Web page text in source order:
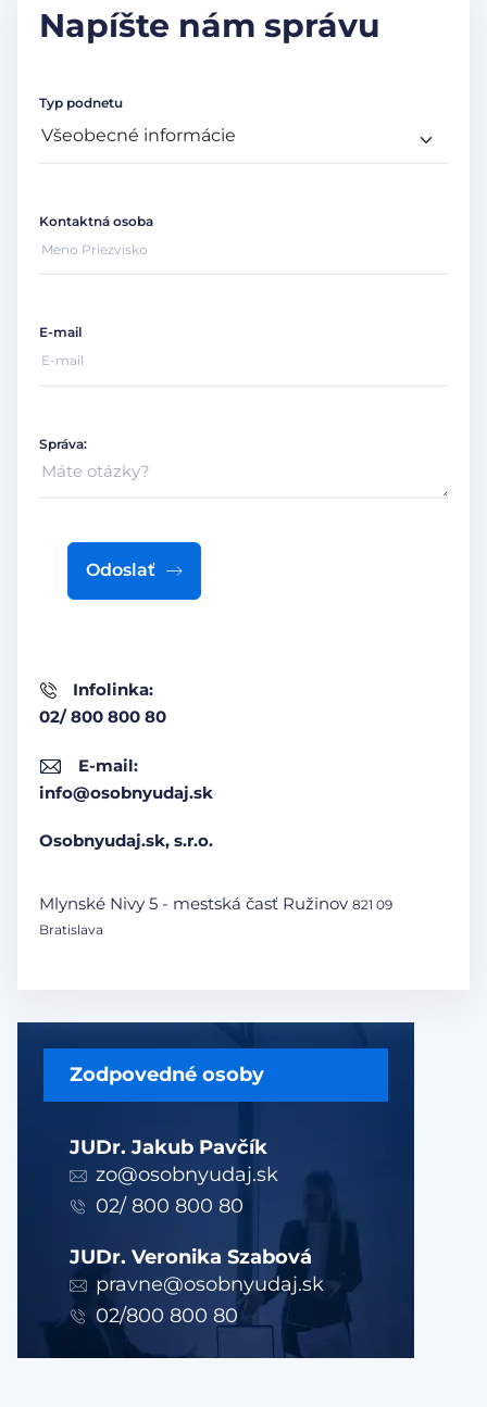
Zodpovedné osoby
JUDr. Jakub Pavčík
zo@osobnyudaj.sk
02/ 800 800 80
JUDr. Veronika Szabová
pravne@osobnyudaj.sk
02/800 800 80
Napíšte nám správu
Infolinka:
02/ 800 800 80
E-mail:
info@osobnyudaj.sk
Osobnyudaj.sk, s.r.o.
Mlynské Nivy 5 - mestská časť Ružinov 821 09
Bratislava
Typ podnetu
Kontaktná osoba
E-mail
Správa:
Odoslať